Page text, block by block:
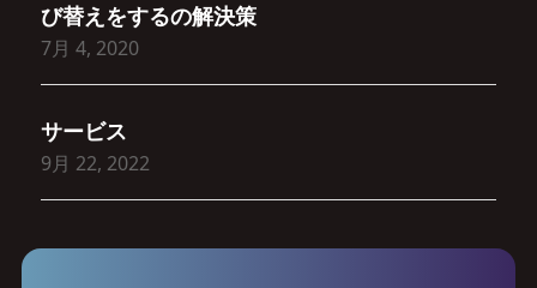
び替えをするの解決策
7月 4, 2020
サービス
9月 22, 2022